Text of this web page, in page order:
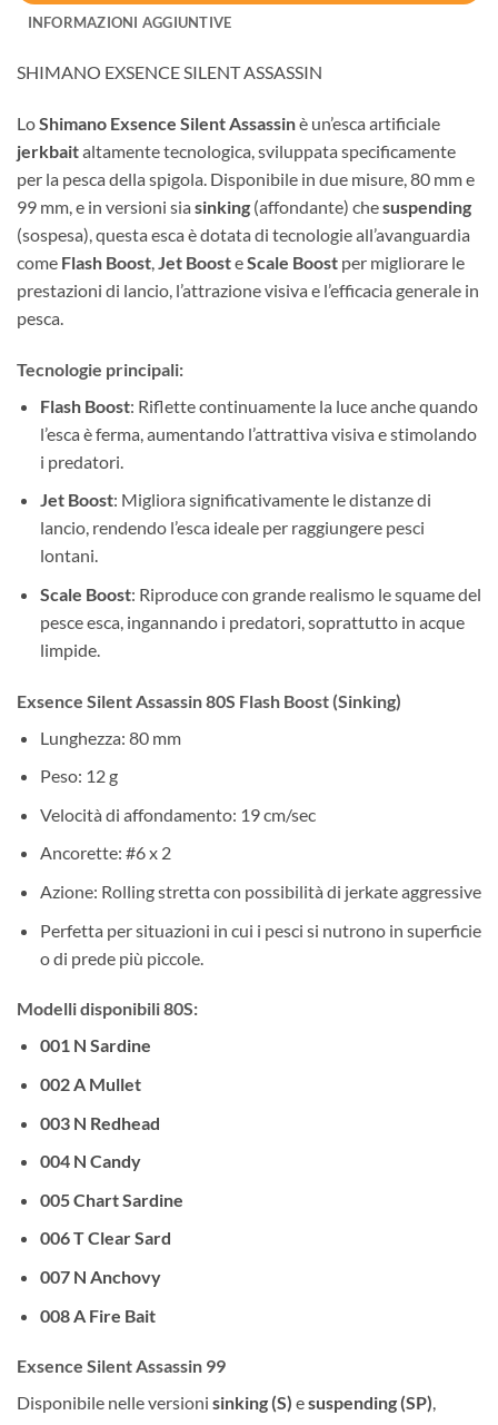
INFORMAZIONI AGGIUNTIVE
SHIMANO EXSENCE SILENT ASSASSIN
LoShimano Exsence Silent Assassinè un’esca artificiale
jerkbaitaltamente tecnologica, sviluppata specificamente
per la pesca della spigola. Disponibile in due misure, 80 mm e
99 mm, e in versioni sia sinking (affondante) chesuspending
(sospesa), questa esca è dotata di tecnologie all’avanguardia
come Flash Boost,Jet BoosteScale Boost per migliorare le
prestazioni di lancio, l’attrazione visiva e l’efficacia generale in
pesca.
Tecnologie principali:
Flash Boost: Riflette continuamente la luce anche quando
l’esca è ferma, aumentando l’attrattiva visiva e stimolando
i predatori.
Jet Boost: Migliora significativamente le distanze di
lancio, rendendo l’esca ideale per raggiungere pesci
lontani.
Scale Boost: Riproduce con grande realismo le squame del
pesce esca, ingannando i predatori, soprattutto in acque
limpide.
Exsence Silent Assassin 80S Flash Boost (Sinking)
Lunghezza: 80 mm
Peso: 12 g
Velocità di affondamento: 19 cm/sec
Ancorette: #6 x 2
Azione: Rolling stretta con possibilità di jerkate aggressive
Perfetta per situazioni in cui i pesci si nutrono in superficie
o di prede più piccole.
Modelli disponibili 80S:
001 N Sardine
002 A Mullet
003 N Redhead
004 N Candy
005 Chart Sardine
006 T Clear Sard
007 N Anchovy
008 A Fire Bait
Exsence Silent Assassin 99
Disponibile nelle versioni sinking (S) esuspending (SP),